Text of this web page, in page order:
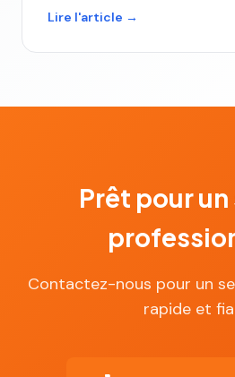
Lire l'article →
Prêt pour
Contactez-nous pour un
rapide et